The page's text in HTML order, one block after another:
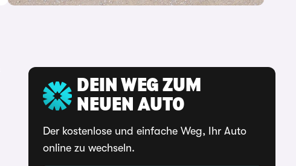
DEIN WEG ZUM
NEUEN AUTO
Der kostenlose und einfache Weg, Ihr Auto
online zu wechseln.